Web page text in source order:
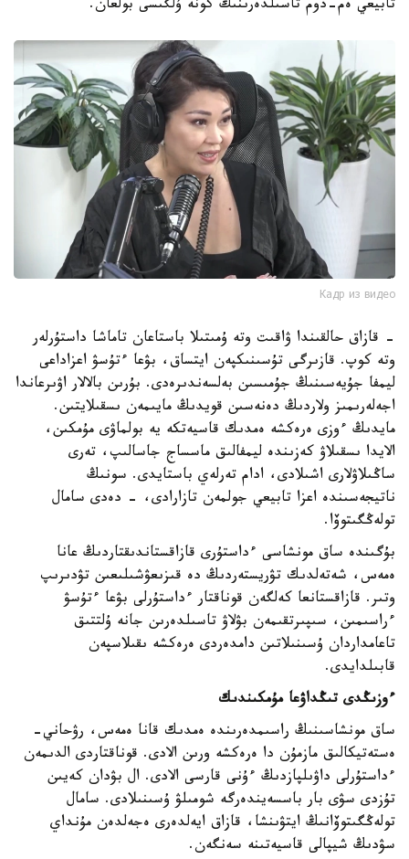
تابيعي ەم-دوم تاسىلدەرىنىڭ كونە ۇلگىسى بولعان.
Кадр из видео
- قازاق حالقىندا ۋاقىت وتە ۇمىتىلا باستاعان تاماشا داستۇرلەر
وتە كوپ. قازىرگى تۇسىنىكپەن ايتساق، بۋعا ءتۇسۋ اعزاداعى
ليمفا جۇيەسىنىڭ جۇمىسىن بەلسەندىرەدى. بۇرىن بالالار اۋىرعاندا
اجەلەرىمىز ولاردىڭ دەنەسىن قويدىڭ مايىمەن ىسقىلايتىن.
مايدىڭ ءوزى ەرەكشە ەمدىك قاسيەتكە يە بولماۋى مۇمكىن،
الايدا ىسقىلاۋ كەزىندە ليمفالىق ماسساج جاسالىپ، تەرى
ساڭىلاۋلارى اشىلادى، ادام تەرلەي باستايدى. سونىڭ
ناتيجەسىندە اعزا تابيعي جولمەن تازارادى، - دەدى سامال
تولەڭگىتوۆا.
بۇگىندە ساق مونشاسى ءداستۇرى قازاقستاندىقتاردىڭ عانا
ەمەس، شەتەلدىك تۋريستەردىڭ دە قىزىعۋشىلىعىن تۋدىرىپ
وتىر. قازاقستانعا كەلگەن قوناقتار ءداستۇرلى بۋعا ءتۇسۋ
ءراسىمىن، سىپىرتقىمەن بۋلاۋ تاسىلدەرىن جانە ۇلتتىق
تاعامداردان ۇسىنىلاتىن دامدەردى ەرەكشە ىقىلاسپەن
قابىلدايدى.
ءوزىڭدى تىڭداۋعا مۇمكىندىك
ساق مونشاسىنىڭ راسىمدەرىندە ەمدىك قانا ەمەس، رۋحاني-
ەستەتيكالىق مازمۇن دا ەرەكشە ورىن الادى. قوناقتاردى الدىمەن
ءداستۇرلى داۋىلپازدىڭ ءۇنى قارسى الادى. ال بۋدان كەيىن
تۇزدى سۋى بار باسسەيندەرگە شومىلۋ ۇسىنىلادى. سامال
تولەڭگىتوۆانىڭ ايتۋىنشا، قازاق ايەلدەرى ەجەلدەن مۇنداي
سۋدىڭ شيپالى قاسيەتىنە سەنگەن.